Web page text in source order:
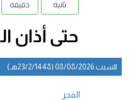
دقيقة ثانية
حتى أذان
السبت 08/08/2026 (23/2/1448هـ)
الفجر